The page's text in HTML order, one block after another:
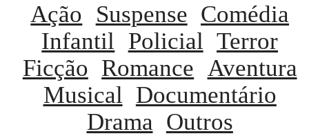
Ação Suspense Comédia
Infantil
Policial Terror
Ficção Romance Aventura
Musical
Documentário
Drama Outros